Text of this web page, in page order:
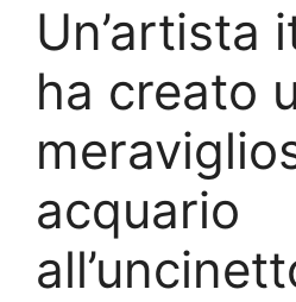
Un’artista
ha creato
acquario